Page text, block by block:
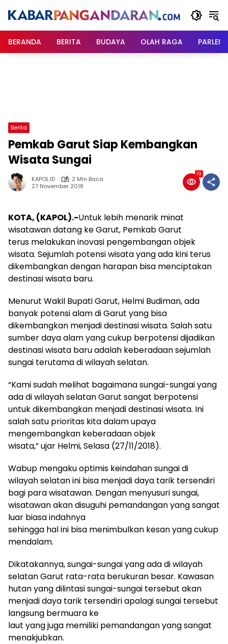
BERANDA
BERITA BUDAYA OLAH RAGA
Berita
Pemkab Garut Siap Kembangkan
Wisata Sungai
KAPOL.ID
2 Min Baca
27 November 2018
19
KOTA, (KAPOL).-Untuk lebih menarik minat
wisatawan datang ke Garut, Pemkab Garut
terus melakukan inovasi pengembangan objek
wisata. Sejumlah potensi wisata yangada kini terus
dikembangkan dengan harapan bisa menciptakan
destinasiwisata baru.
Menurut Wakil Bupati Garut, Helmi Budiman, ada
banyak potensi alam di Garut yang bisa
dikembangkan menjadi destinasi wisata. Salah satu
sumber daya alam yang cukup berpotensi dijadikan
destinasi wisata baru adalah keberadaan sejumlah
sungai terutama di wilayah selatan.
“Kami sudah melihat bagaimana sungai-sungai yang
ada di wilayah selatan Garut sangat berpotensi
untuk dikembangkan menjadi destinasi wisata. Ini
salah satu prioritas kita dalam upaya
mengembangkan keberadaan objek
wisata,” ujar Helmi, Selasa (27/11/2018).
Wabup mengaku optimis keindahan sungai di
wilayah selatan ini bisa menjadi daya tarik tersendiri
bagi para wisatawan. Dengan menyusuri sungai,
wisatawan akan disuguhi pemandangan yang sangat
luar biasa indahnya
sehingga hal ini bisa menimbulkan kesan yang cukup
mendalam.
Dikatakannya, sungai-sungai yang ada di wilayah
selatan Garut rata-rata berukuran besar. Kawasan
hutan yang dilintasi sungai-sungai tersebut akan
menjadi daya tarik tersendiri apalagi sungai tersebut
langsung bermuara ke
laut yang juga memiliki pemandangan yang sangat
menakjubkan.